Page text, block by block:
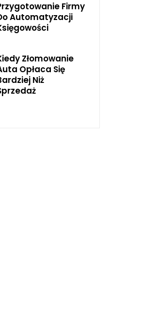
Firmy
Automatyzacji
Złomowanie
Opłaca Się
Niż